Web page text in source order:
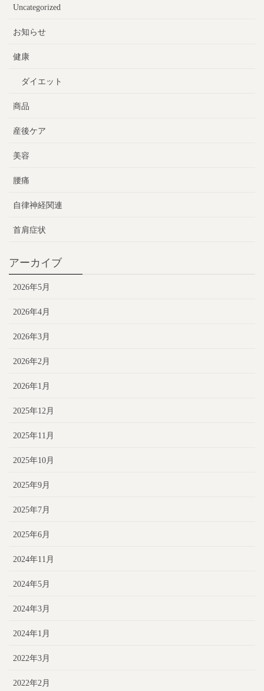
Uncategorized
お知らせ
健康
ダイエット
商品
産後ケア
美容
腰痛
自律神経関連
首肩症状
アーカイブ
2026年5月
2026年4月
2026年3月
2026年2月
2026年1月
2025年12月
2025年11月
2025年10月
2025年9月
2025年7月
2025年6月
2024年11月
2024年5月
2024年3月
2024年1月
2022年3月
2022年2月